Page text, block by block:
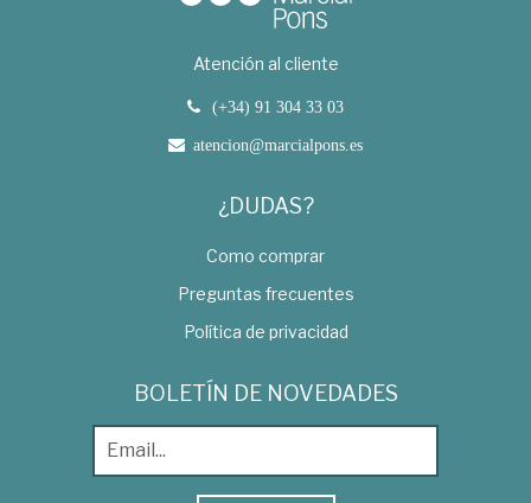
Atención al cliente
(+34) 91 304 33 03
atencion@marcialpons.es
¿DUDAS?
Como comprar
Preguntas frecuentes
Política de privacidad
BOLETÍN DE NOVEDADES